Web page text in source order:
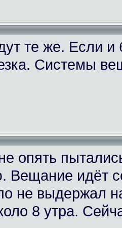
те же. Если и
Системы
опять
Вещание идёт
не выдержал
8 утра.